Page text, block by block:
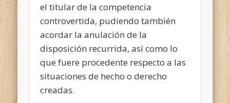
el titular de la competencia
controvertida, pudiendo también
acordar la anulación de la
disposición recurrida, así como lo
que fuere procedente respecto a las
situaciones de hecho o derecho
creadas.